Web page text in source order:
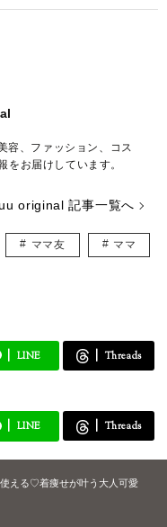
容、ファッション、コス
をお届けしています。
original 記事一覧へ
ママ友 ママ
LINE Threads
LINE Threads
使える♡着痩せが叶う大人可愛